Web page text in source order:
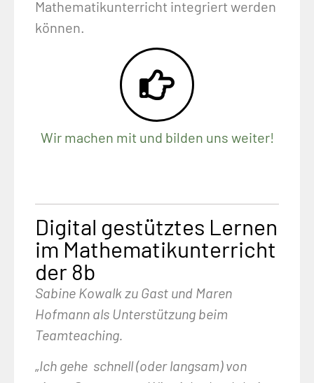
Mathematikunterricht integriert werden
können.
Wir machen mit und bilden uns weiter!
Digital gestütztes Lernen
im Mathematikunterricht
der 8b
Sabine Kowalk zu Gast und Maren
Hofmann als Unterstützung beim
Teamteaching.
„Ich gehe schnell (oder langsam) von